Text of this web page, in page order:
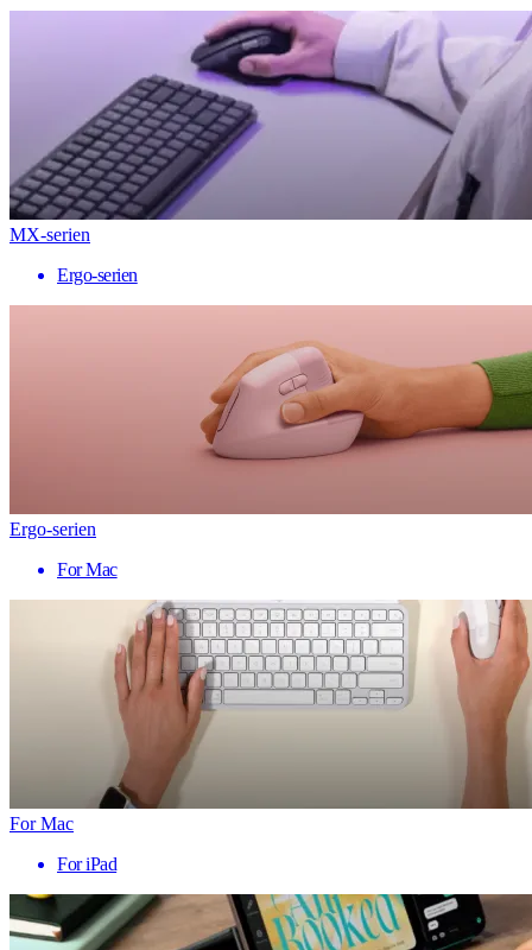
MX-serien
Ergo-serien
Ergo-serien
For Mac
For Mac
For iPad